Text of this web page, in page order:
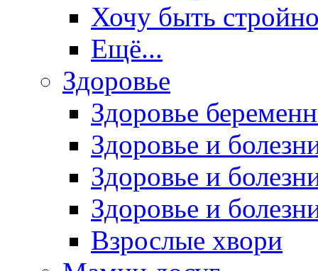
Хочу быть
Ещё...
Здоровье
Здоровье
Здоровье и
Здоровье и
Здоровье и
Взрослые хвори